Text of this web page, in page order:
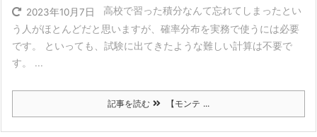
2023年10月7日
高校で習った積分なんて忘れてしまったとい
う人がほとんどだと思いますが、確率分布を実務で使うには必要
です。 といっても、試験に出てきたような難しい計算は不要で
す。 ...
記事を読む 【モンテ ...